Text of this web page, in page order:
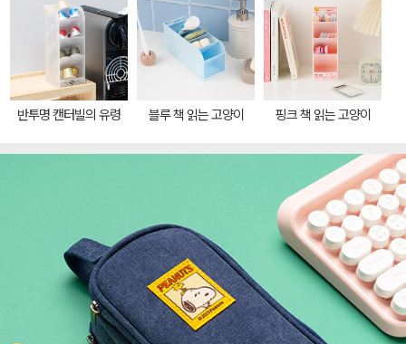
반투명 캔터빌의 유령 블루 책 읽는 고양이 핑크 책 읽는 고양이